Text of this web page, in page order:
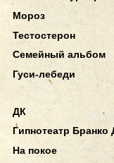
Мороз
Тестостерон
Семейный альбом
Гуси-лебеди
ДК
Гипнотеатр Бранко
На покое